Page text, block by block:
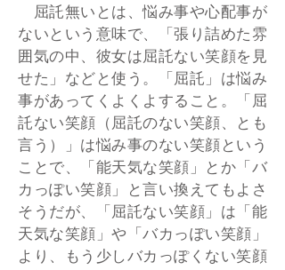
屈託無いとは、悩み事や心配事が
ないという意味で、「張り詰めた雰
囲気の中、彼女は屈託ない笑顔を見
せた」などと使う。「屈託」は悩み
事があってくよくよすること。「屈
託ない笑顔（屈託のない笑顔、とも
言う）」は悩み事のない笑顔という
ことで、「能天気な笑顔」とか「バ
カっぽい笑顔」と言い換えてもよさ
そうだが、「屈託ない笑顔」は「能
天気な笑顔」や「バカっぽい笑顔」
より、もう少しバカっぽくない笑顔